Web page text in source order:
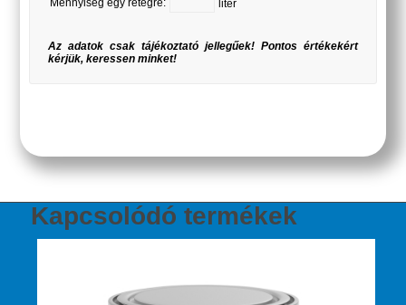
liter
Az adatok csak tájékoztató jellegűek! Pontos értékekért
kérjük, keressen minket!
Kapcsolódó termékek